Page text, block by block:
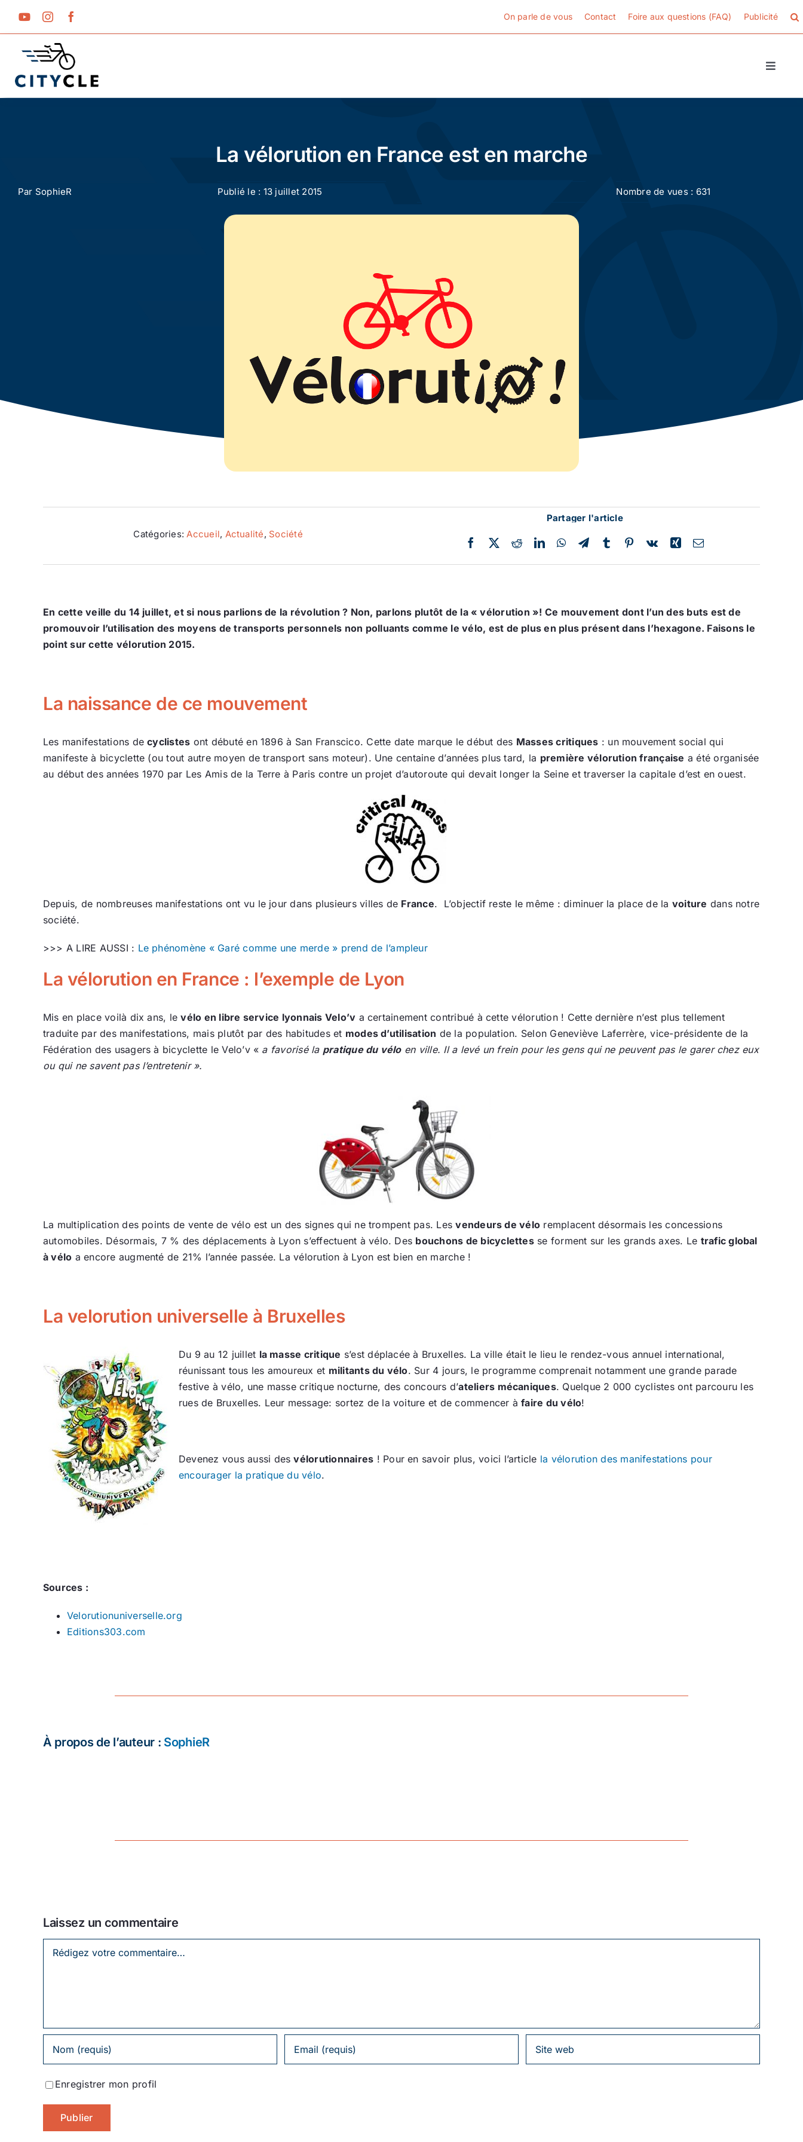
On parle de vous Contact Foire aux questions (FAQ) Publicité
Toggle
Cyclotourisme
Actualité
Ecologie
La vélorution en France est en marche
Par SophieR Publié le : 13 juillet 2015 Nombre de vues : 631
Catégories: Accueil, Actualité, Société
Partager l'article
En cette veille du 14 juillet, et si nous parlions de la révolution ? Non, parlons plutôt de la « vélorution »! Ce mouvement dont l’un des buts est de
promouvoir l’utilisation des moyens de transports personnels non polluants comme le vélo, est de plus en plus présent dans l’hexagone. Faisons le
point sur cette vélorution 2015.
La naissance de ce mouvement
Les manifestations decyclistes ont débuté en 1896 à San Franscico. Cette date marque le début des Masses critiques : un mouvement social qui
manifeste à bicyclette (ou tout autre moyen de transport sans moteur). Une centaine d’années plus tard, la première vélorution française a été organisée
au début des années 1970 par Les Amis de la Terre à Paris contre un projet d’autoroute qui devait longer la Seine et traverser la capitale d’est en ouest.
Depuis, de nombreuses manifestations ont vu le jour dans plusieurs villes de France. L’objectif reste le même : diminuer la place de la voiture dans notre
société.
>>> A LIRE AUSSI : Le phénomène « Garé comme une merde » prend de l’ampleur
La vélorution en France : l’exemple de Lyon
Mis en place voilà dix ans, levélo en libre service lyonnais Velo’v a certainement contribué à cette vélorution ! Cette dernière n’est plus tellement
traduite par des manifestations, mais plutôt par des habitudes et modes d’utilisation de la population. Selon Geneviève Laferrère, vice-présidente de la
Fédération des usagers à bicyclette le Velo’v « a favorisé la pratique du véloen ville. Il a levé un frein pour les gens qui ne peuvent pas le garer chez eux
ou qui ne savent pas l’entretenir ».
La multiplication des points de vente de vélo est un des signes qui ne trompent pas. Lesvendeurs de vélo remplacent désormais les concessions
automobiles. Désormais, 7 % des déplacements à Lyon s’effectuent à vélo. Des bouchons de bicyclettesse forment sur les grands axes. Le trafic global
à vélo a encore augmenté de 21% l’année passée. La vélorution à Lyon est bien en marche !
La velorution universelle à Bruxelles
Du 9 au 12 juillet la masse critique s’est déplacée à Bruxelles. La ville était le lieu le rendez-vous annuel international,
réunissant tous les amoureux et militants du vélo. Sur 4 jours, le programme comprenait notamment une grande parade
festive à vélo, une masse critique nocturne, des concours d’ateliers mécaniques. Quelque 2 000 cyclistes ont parcouru les
rues de Bruxelles. Leur message: sortez de la voiture et de commencer àfaire du vélo!
Devenez vous aussi desvélorutionnaires ! Pour en savoir plus, voici l’article la vélorution des manifestations pour
encourager la pratique du vélo.
Sources :
Velorutionuniverselle.org
Editions303.com
À propos de l’auteur : SophieR
Laissez un commentaire
Laissez
Enregistrer mon profil